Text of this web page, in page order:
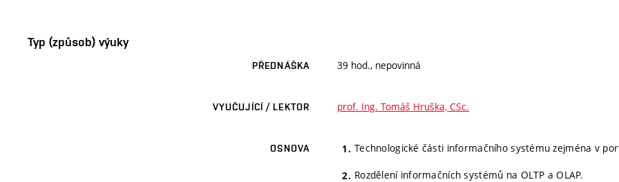
Typ (způsob) výuky
PŘEDNÁŠKA 39 hod., nepovinná
VYUČUJÍCÍ / LEKTOR prof. Ing. Tomáš Hruška, CSc.
OSNOVA Technologické části informačního systému zejména v
Rozdělení informačních systémů na OLTP a OLAP.